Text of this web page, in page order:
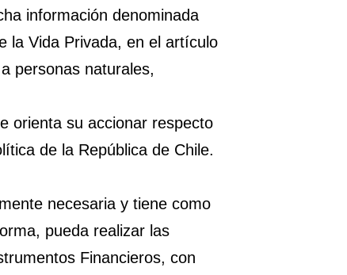
información denominada
la Vida Privada, en el artículo
personas naturales,
orienta su accionar respecto
de la República de Chile.
necesaria y tiene como
pueda realizar las
Financieros, con